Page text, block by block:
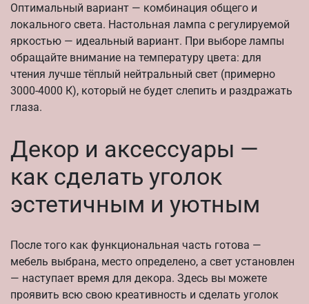
Оптимальный вариант — комбинация общего и
локального света. Настольная лампа с регулируемой
яркостью — идеальный вариант. При выборе лампы
обращайте внимание на температуру цвета: для
чтения лучше тёплый нейтральный свет (примерно
3000-4000 К), который не будет слепить и раздражать
глаза.
Декор и аксессуары —
как сделать уголок
эстетичным и уютным
После того как функциональная часть готова —
мебель выбрана, место определено, а свет установлен
— наступает время для декора. Здесь вы можете
проявить всю свою креативность и сделать уголок